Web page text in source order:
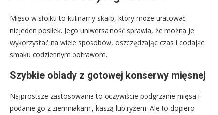
Mięso w słoiku to kulinarny skarb, który może uratować
niejeden posiłek. Jego uniwersalność sprawia, że można je
wykorzystać na wiele sposobów, oszczędzając czas i dodając
smaku codziennym potrawom.
Szybkie obiady z gotowej konserwy mięsnej
Najprostsze zastosowanie to oczywiście podgrzanie mięsa i
podanie go z ziemniakami, kaszą lub ryżem. Ale to dopiero